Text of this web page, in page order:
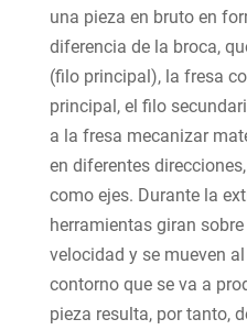
una pieza en bruto en
diferencia de la broca,
(filo principal), la fresa
principal, el filo
a la fresa mecanizar
en diferentes
como ejes. Durante la
herramientas giran
velocidad y se mueven
contorno que se va a
pieza resulta, por tanto,